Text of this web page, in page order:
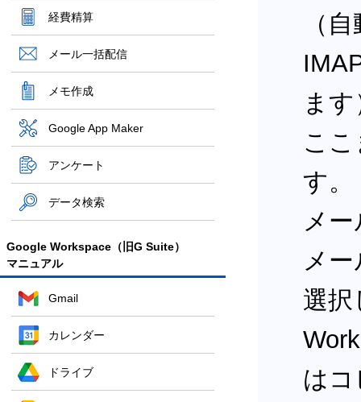
経費精算
メール一括配信
メモ作成
Google App Maker
アンケート
データ検索
Google Workspace（旧G Suite）
マニュアル
Gmail
カレンダー
ドライブ
（
ま
こ
す。
メ
メ
選択
は